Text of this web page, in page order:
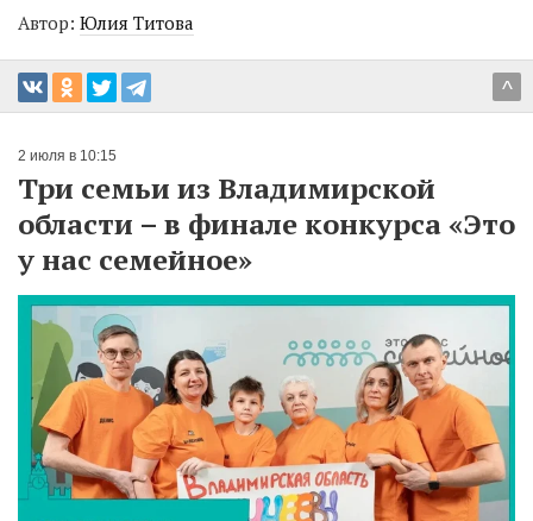
Автор: Юлия Титова
^
2 июля в 10:15
Три семьи из Владимирской
области – в финале конкурса «Это
у нас семейное»